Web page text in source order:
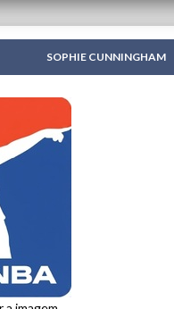
SOPHIE CUNNINGHAM